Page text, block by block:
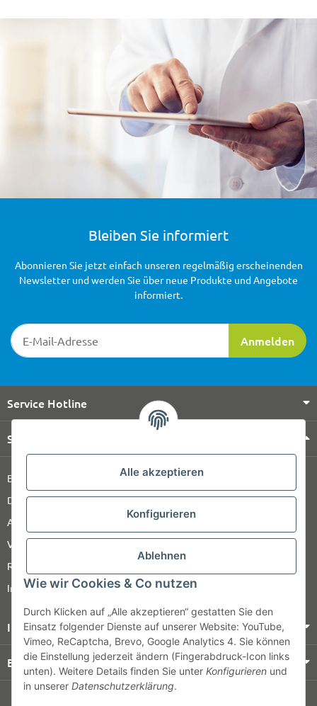
Alle akzeptieren
Konfigurieren
Ablehnen
Wie wir Cookies & Co nutzen
Durch Klicken auf „Alle akzeptieren“ gestatten Sie den
Einsatz folgender Dienste auf unserer Website: YouTube,
Vimeo, ReCaptcha, Brevo, Google Analytics 4. Sie können
die Einstellung jederzeit ändern (Fingerabdruck-Icon links
unten). Weitere Details finden Sie unter Konfigurieren und
in unserer Datenschutzerklärung.
Bleiben Sie informiert
Newsletter-Registrierung
Anmelden
Abonnieren Sie jetzt einfach unseren regelmäßig erscheinenden
Newsletter und werden Sie über neue Produkte und Angebote
informiert.
Service Hotline
Shop Service
Barrierefreiheitserklärung
Datenschutz
AGB
Versandinformationen
Retour
Impressum
Informationen
Bezahlung & Versand
© HOZ MEDI WERK